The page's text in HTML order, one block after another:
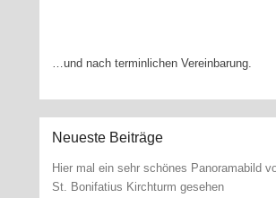
…und nach terminlichen Vereinbarung.
Neueste Beiträge
Hier mal ein sehr schönes Panoramabild
St. Bonifatius Kirchturm gesehen